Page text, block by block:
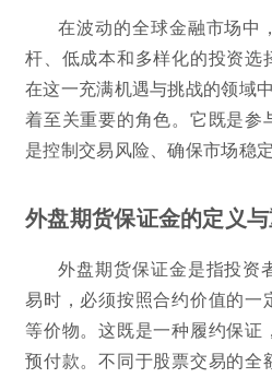
在波动的全球金融市场中
杆、低成本和多样化的投资选
在这一充满机遇与挑战的领域
着至关重要的角色。它既是参
是控制交易风险、确保市场稳
外盘期货保证金的定义
外盘期货保证金是指投资
易时，必须按照合约价值的一
等价物。这既是一种履约保证
预付款。不同于股票交易的全